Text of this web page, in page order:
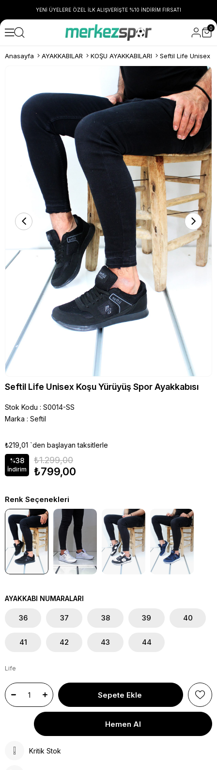
YENİ ÜYELERE ÖZEL İLK ALIŞVERİŞTE %10 İNDİRİM FIRSATI
0
Anasayfa AYAKKABILAR KOŞU AYAKKABILARI Seftil Life Unisex
Seftil Life Unisex Koşu Yürüyüş Spor Ayakkabısı
Stok Kodu
S0014-SS
Marka : Seftil
₺219,01 `den başlayan taksitlerle
%38
İndirim
₺1.299,00
₺799,00
Renk Seçenekleri
AYAKKABI NUMARALARI
36 37 38 39 40
41 42 43 44
Life
Kritik Stok